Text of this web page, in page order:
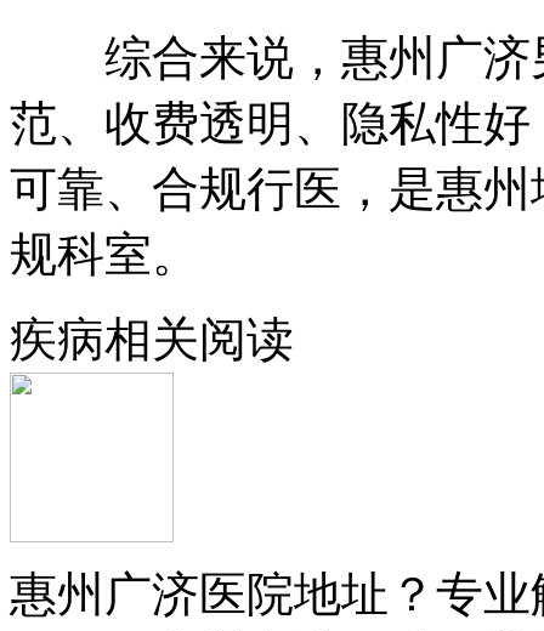
综合来说，惠州广济
范、收费透明、隐私性
可靠、合规行医，是惠
规科室。
疾病相关阅读
惠州广济医院地址？专业